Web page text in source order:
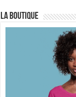
La Boutique